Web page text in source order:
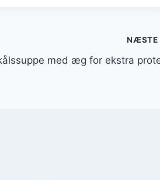
NÆSTE
med æg for ekstra